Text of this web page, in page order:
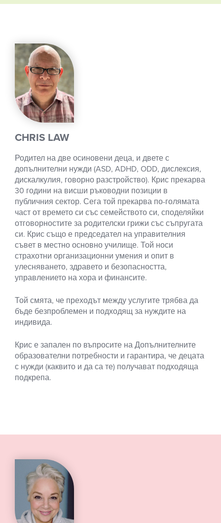
CHRIS LAW
Родител на две осиновени деца, и двете с
допълнителни нужди (ASD, ADHD, ODD, дислексия,
дискалкулия, говорно разстройство). Крис прекарва
30 години на висши ръководни позиции в
публичния сектор. Сега той прекарва по-голямата
част от времето си със семейството си, споделяйки
отговорностите за родителски грижи със съпругата
си. Крис също е председател на управителния
съвет в местно основно училище. Той носи
страхотни организационни умения и опит в
улесняването, здравето и безопасността,
управлението на хора и финансите.
Той смята, че преходът между услугите трябва да
бъде безпроблемен и подходящ за нуждите на
индивида.
Крис е запален по въпросите на Допълнителните
образователни потребности и гарантира, че децата
с нужди (каквито и да са те) получават подходяща
подкрепа.